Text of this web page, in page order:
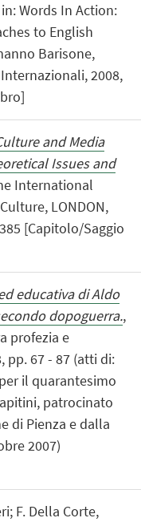
Words In Action:
to English
Barisone,
Internazionali, 2008,
and Media
Issues and
International
LONDON,
[Capitolo/Saggio
educativa di Aldo
dopoguerra.,
profezia e
pp. 67 - 87 (atti di:
il quarantesimo
patrocinato
di Pienza e dalla
2007)
F. Della Corte,